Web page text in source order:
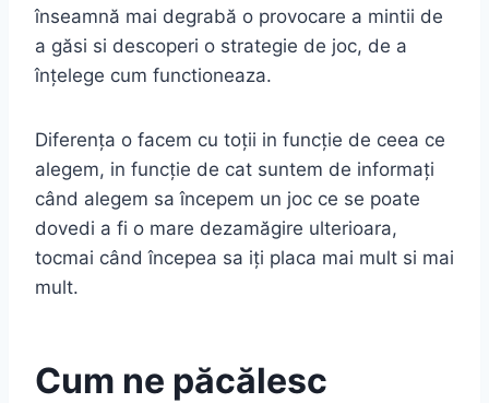
înseamnă mai degrabă o provocare a mintii de
a găsi si descoperi o strategie de joc, de a
înțelege cum functioneaza.
Diferența o facem cu toții in funcție de ceea ce
alegem, in funcție de cat suntem de informați
când alegem sa începem un joc ce se poate
dovedi a fi o mare dezamăgire ulterioara,
tocmai când începea sa iți placa mai mult si mai
mult.
Cum ne păcălesc